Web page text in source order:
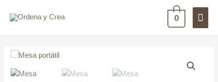
0
Mesa
cantidad